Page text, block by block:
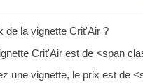
de la vignette Crit'Air ?
Crit'Air est de <span
une vignette, le prix est de